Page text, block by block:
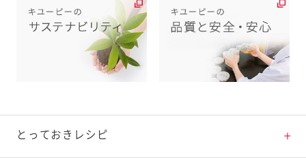
とっておきレシピ